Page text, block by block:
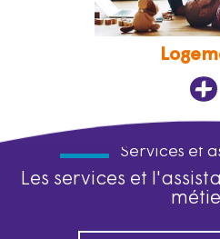
Services et
Les services et